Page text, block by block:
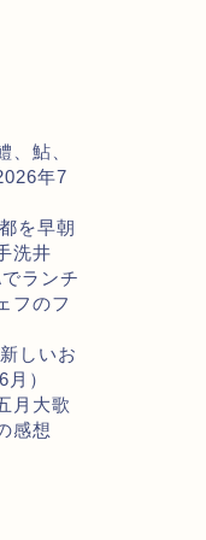
、鮎、
年7
を早朝
洗井
ランチ
フのフ
しいお
）
月大歌
感想